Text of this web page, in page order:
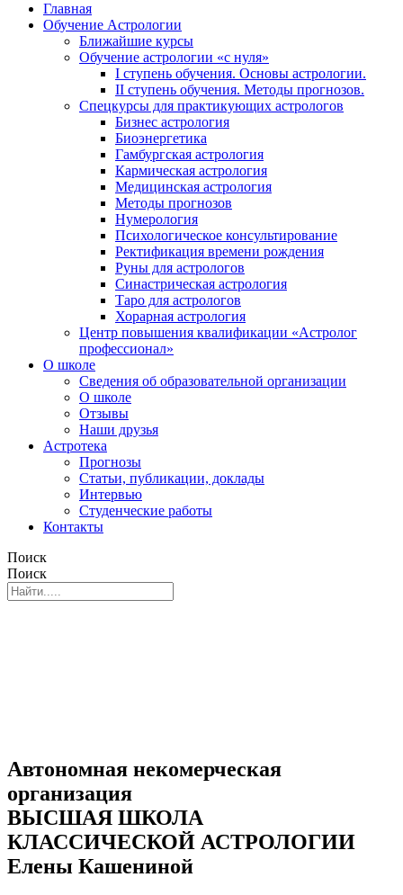
Главная
Обучение Астрологии
Ближайшие курсы
Обучение астрологии «с нуля»
I ступень обучения. Основы астрологии.
II ступень обучения. Методы прогнозов.
Спецкурсы для практикующих астрологов
Бизнес астрология
Биоэнергетика
Гамбургская астрология
Кармическая астрология
Медицинская астрология
Методы прогнозов
Нумерология
Психологическое консультирование
Ректификация времени рождения
Руны для астрологов
Синастрическая астрология
Таро для астрологов
Хорарная астрология
Центр повышения квалификации «Астролог
профессионал»
О школе
Сведения об образовательной организации
О школе
Отзывы
Наши друзья
Астротека
Прогнозы
Статьи, публикации, доклады
Интервью
Студенческие работы
Контакты
Поиск
Поиск
Автономная некомерческая
организация
ВЫСШАЯ ШКОЛА
КЛАССИЧЕСКОЙ АСТРОЛОГИИ
Елены Кашениной